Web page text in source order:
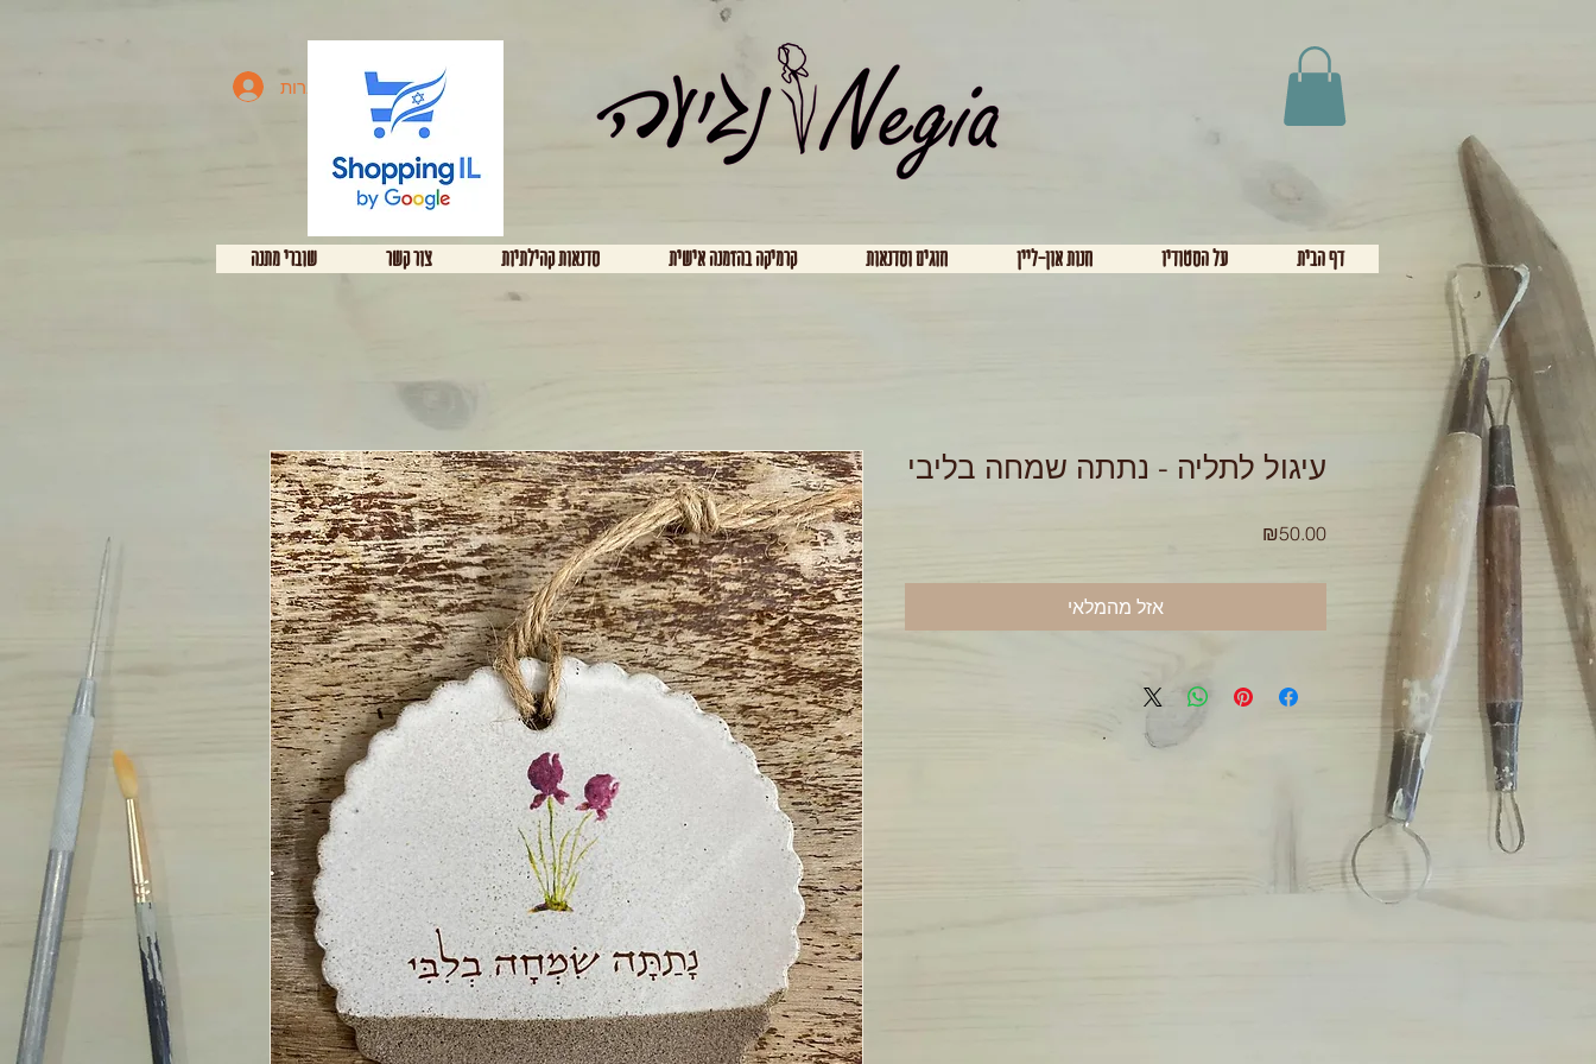
להתחברות
דף הבית על הסטודיו חנות און-ליין חוגים וסדנאות קרמיקה בהזמנה אישית סדנאות קהילתיות צור קשר שוברי מתנה
עיגול לתליה - נתתה שמחה בליבי
₪50.00
אזל מהמלאי